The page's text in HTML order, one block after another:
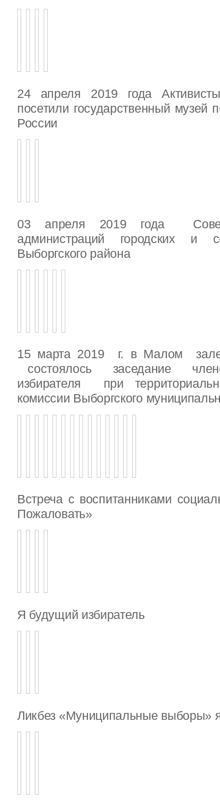
24 апреля 2019 года
посетили государственный музей
России
03 апреля 2019 года
администраций городских и
Выборгского района
15 марта 2019 г. в Малом
состоялось заседание
избирателя при
комиссии Выборгского
Встреча с воспитанниками
Пожаловать»
Я будущий избиратель
Ликбез «Муниципальные выборы»